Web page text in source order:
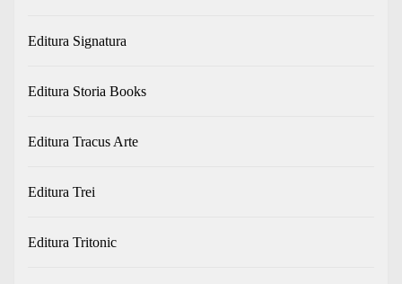
Editura Signatura
Editura Storia Books
Editura Tracus Arte
Editura Trei
Editura Tritonic